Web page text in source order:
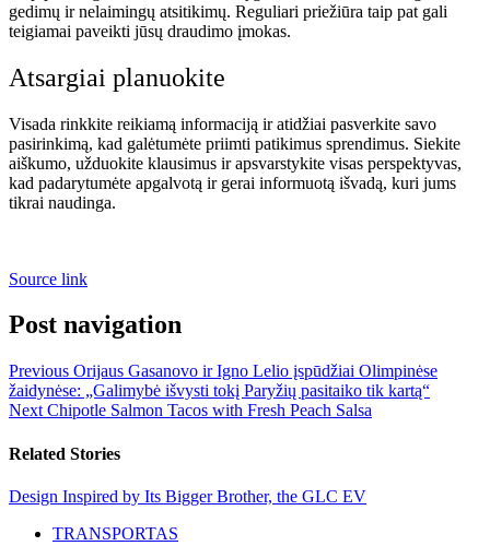
gedimų ir nelaimingų atsitikimų. Reguliari priežiūra taip pat gali
teigiamai paveikti jūsų draudimo įmokas.
Atsargiai planuokite
Visada rinkkite reikiamą informaciją ir atidžiai pasverkite savo
pasirinkimą, kad galėtumėte priimti patikimus sprendimus. Siekite
aiškumo, užduokite klausimus ir apsvarstykite visas perspektyvas,
kad padarytumėte apgalvotą ir gerai informuotą išvadą, kuri jums
tikrai naudinga.
Source link
Post navigation
Previous Orijaus Gasanovo ir Igno Lelio įspūdžiai Olimpinėse
žaidynėse: „Galimybė išvysti tokį Paryžių pasitaiko tik kartą“
Next Chipotle Salmon Tacos with Fresh Peach Salsa
Related Stories
Design Inspired by Its Bigger Brother, the GLC EV
TRANSPORTAS